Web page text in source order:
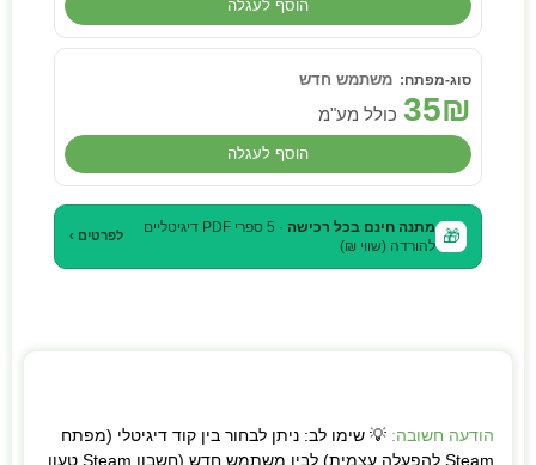
הוסף לעגלה
משתמש חדש
35₪ כולל מע"מ
הוסף לעגלה
🎁 מתנה חינם בכל רכישה
· 5 ספרי PDF דיגיטליים
להורדה (שווי ₪)
לפרטים ›
הודעה חשובה: 💡 שימו לב: ניתן לבחור בין קוד דיגיטלי (מפתח
Steam להפעלה עצמית) לבין משתמש חדש (חשבון Steam טעון